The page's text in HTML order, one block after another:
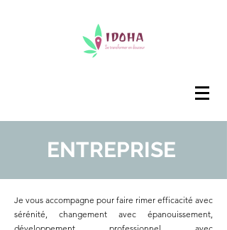
ENTREPRISE
Je vous accompagne pour faire rimer efficacité avec
sérénité, changement avec épanouissement,